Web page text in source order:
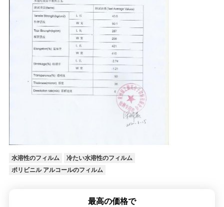
水溶性のフィルム
冷たい水溶性のフィルム
ポリビニル アルコールのフィルム
最高の価格で